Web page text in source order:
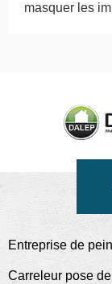
masquer les
Entreprise de
Carreleur pose